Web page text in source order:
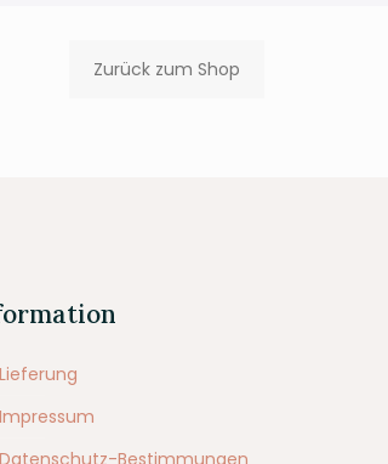
Zurück zum Shop
Lieferung
Impressum
Datenschutz-Bestimmungen